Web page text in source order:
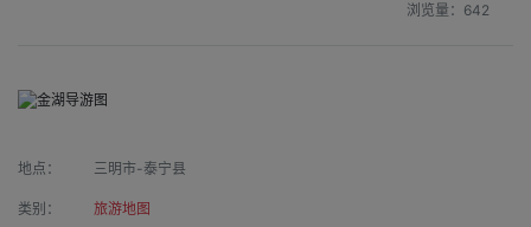
浏览量： 642
地点： 三明市-泰宁县
类别： 旅游地图